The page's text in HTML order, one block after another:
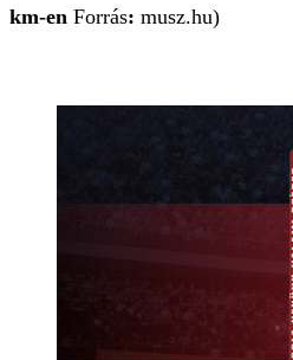
km-en Forrás: musz.hu)